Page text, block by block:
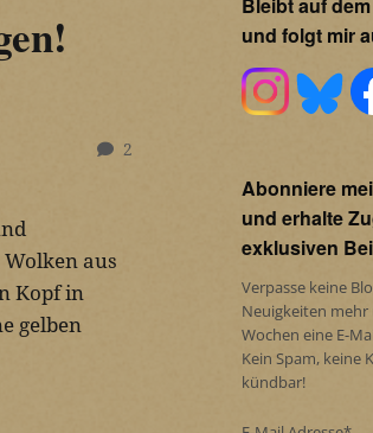
2
aus
Kopf in
gelben
und folgt mir
Abonniere
und erhalte
exklusiven
Verpasse keine
Neuigkeiten mehr
Wochen eine E-
Kein Spam, keine
kündbar!